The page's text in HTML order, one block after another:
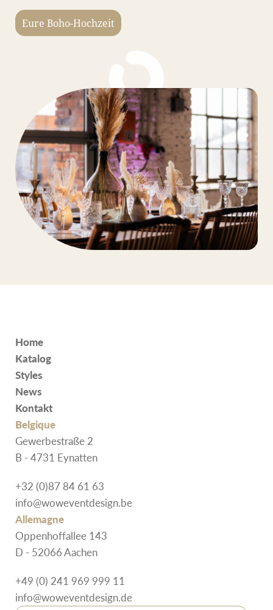
Eure Boho-Hochzeit
Home
Katalog
Styles
News
Kontakt
Belgique
Gewerbestraße 2
B - 4731 Eynatten
+32 (0)87 84 61 63
info@woweventdesign.be
Allemagne
Oppenhoffallee 143
D - 52066 Aachen
+49 (0) 241 969 999 11
info@woweventdesign.de